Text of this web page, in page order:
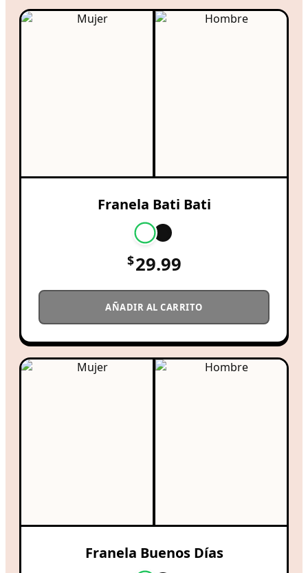
Franela Bati Bati
$29.99
AÑADIR AL CARRITO
Franela Buenos Días